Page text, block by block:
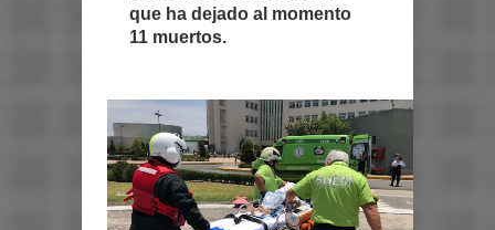
que ha dejado al momento
11 muertos.